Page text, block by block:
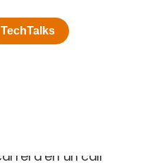
TechTalks